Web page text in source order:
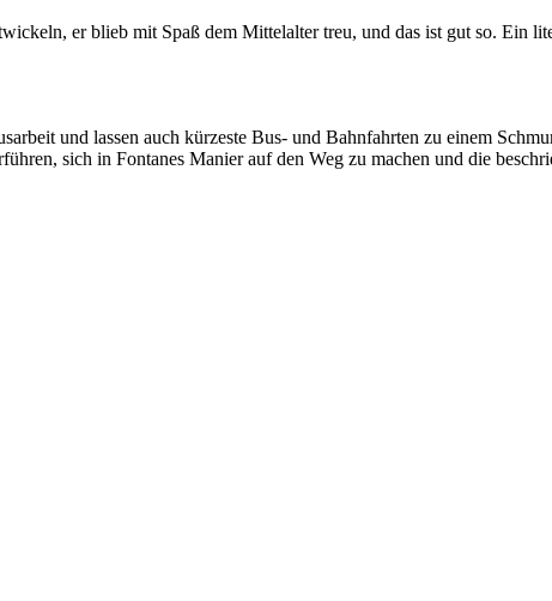
er blieb mit Spaß dem Mittelalter treu, und das ist gut so. Ein
und lassen auch kürzeste Bus- und Bahnfahrten zu einem
sich in Fontanes Manier auf den Weg zu machen und die